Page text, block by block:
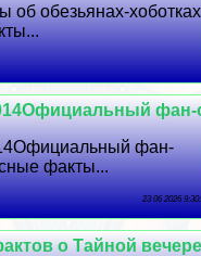
об обезьянах-хоботках
фан-
фан-
факты...
23 06 2026
о Тайной вечере